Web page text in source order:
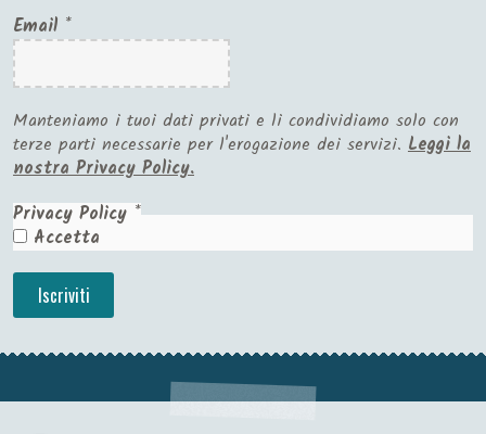
Email *
Manteniamo i tuoi dati privati e li condividiamo solo con
terze parti necessarie per l'erogazione dei servizi. Leggi la
nostra Privacy Policy.
Privacy Policy *
Accetta